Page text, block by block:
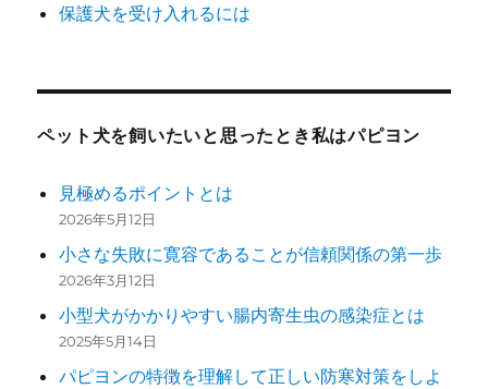
保護犬を受け入れるには
ペット犬を飼いたいと思ったとき私はパピヨン
見極めるポイントとは
2026年5月12日
小さな失敗に寛容であることが信頼関係の第一歩
2026年3月12日
小型犬がかかりやすい腸内寄生虫の感染症とは
2025年5月14日
パピヨンの特徴を理解して正しい防寒対策をしよ